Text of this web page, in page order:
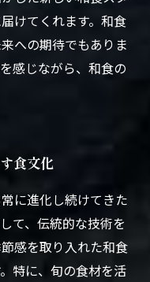
けてくれます。和食
への期待でもありま
感じながら、和食の
食文化
に進化し続けてきた
て、伝統的な技術を
感を取り入れた和食
特に、旬の食材を活